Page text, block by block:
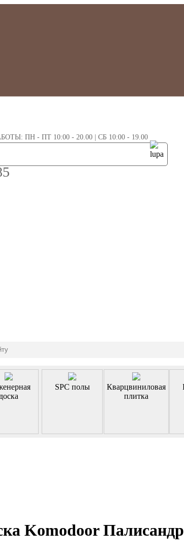
ПН - ПТ 10:00 - 20.00 | СБ 10:00 - 19.00
доска
SPC полы
Кварцвиниловая
плитка
Komodoor